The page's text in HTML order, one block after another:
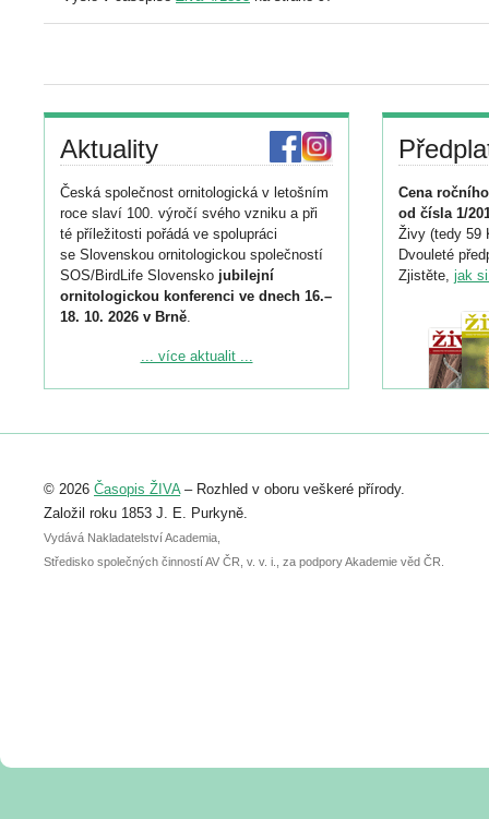
Aktuality
Česká společnost ornitologická v letošním
roce slaví 100. výročí svého vzniku a při
té příležitosti pořádá ve spolupráci
se Slovenskou ornitologickou společností
SOS/BirdLife Slovensko jubilejní
ornitologickou konferenci ve dnech 16.–
18. 10. 2026 v Brně.
Podrobnější informace ke konferenci
Registrovat se můžete do 6. září.
abstraktu přihlášené přednášky nebo
posteru je už 30. června.
... více aktualit ...
Cena
od čísla 1/
Živy (tedy 59
Dvouleté
Zjistěte, jak
© 2026 Časopis ŽIVA– Rozhled v oboru veškeré přírody.
Založil roku 1853 J. E. Purkyně.
Vydává Nakladatelství Academia,
Středisko společných činností AV ČR, v. v. i., za podpory Akademie věd ČR.